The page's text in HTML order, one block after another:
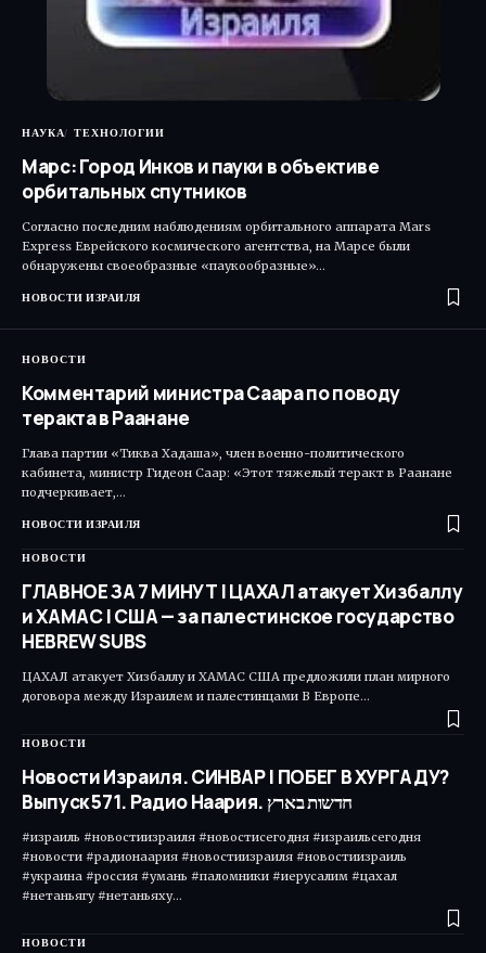
НАУКА ТЕХНОЛОГИИ
Марс: Город Инков и пауки в объективе
орбитальных спутников
Согласно последним наблюдениям орбитального аппарата Mars
Express Еврейского космического агентства, на Марсе были
обнаружены своеобразные «паукообразные»…
НОВОСТИ ИЗРАИЛЯ
НОВОСТИ
Комментарий министра Саара по поводу
теракта в Раанане
Глава партии «Тиква Хадаша», член военно-политического
кабинета, министр Гидеон Саар: «Этот тяжелый теракт в Раанане
подчеркивает,…
НОВОСТИ ИЗРАИЛЯ
НОВОСТИ
ГЛАВНОЕ ЗА 7 МИНУТ | ЦАХАЛ атакует Хизбаллу
и ХАМАС | США — за палестинское государство
HEBREW SUBS
ЦАХАЛ атакует Хизбаллу и ХАМАС США предложили план мирного
договора между Израилем и палестинцами В Европе…
НОВОСТИ
Новости Израиля. СИНВАР | ПОБЕГ В ХУРГАДУ?
Выпуск 571. Радио Наария. חדשות בארץ
#израиль #новостиизраиля #новостисегодня #израильсегодня
#новости #радионаария #новостиизраиля #новостиизраиль
#украина #россия #умань #паломники #иерусалим #цахал
#нетаньягу #нетаньяху…
НОВОСТИ